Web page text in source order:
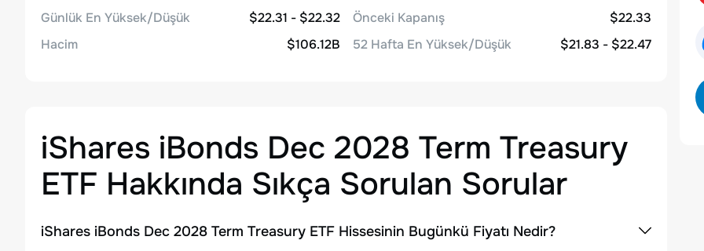
Günlük En Yüksek/Düşük
$22.31 - $22.32
Hacim
$106.12B
Önceki Kapanış
$22.33
52 Hafta En Yüksek/Düşük
$21.83 - $22.47
iShares iBonds Dec 2028 Term Treasury
ETF Hakkında Sıkça Sorulan Sorular
iShares iBonds Dec 2028 Term Treasury ETF Hissesinin Bugünkü Fiyatı Nedir?